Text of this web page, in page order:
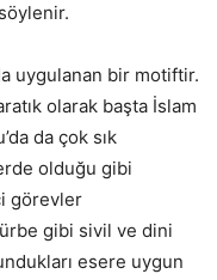
uygulanan bir motiftir.
olarak başta İslam
da çok sık
olduğu gibi
görevler
gibi sivil ve dini
esere uygun